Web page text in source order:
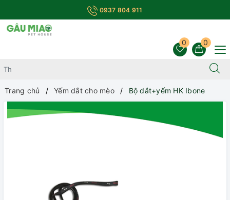
0937 804 911
0
0
Trang chủ Yếm dắt cho mèo Bộ dắt+yếm HK Ibone